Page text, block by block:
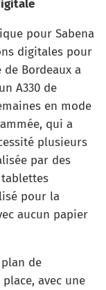
pour Sabena
digitales pour
Bordeaux a
A330 de
en mode
qui a
plusieurs
par des
pour la
aucun papier
de
avec une